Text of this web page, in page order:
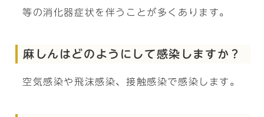
等の消化器症状を伴うことが多くあります。
麻しんはどのようにして感染しますか？
空気感染や飛沫感染、接触感染で感染します。